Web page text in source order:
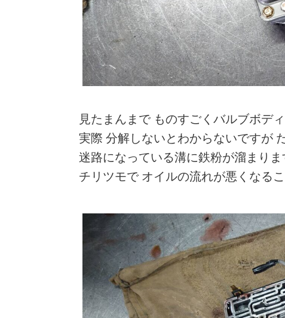
見たまんまで ものすごくバルブボデ
実際 分解しないとわからないですが
迷路になっている溝に鉄粉が溜まりま
チリツモで オイルの流れが悪くなる